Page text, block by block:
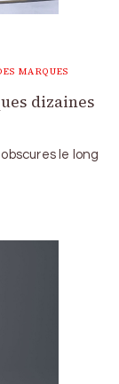
MARQUES
dizaines
le long